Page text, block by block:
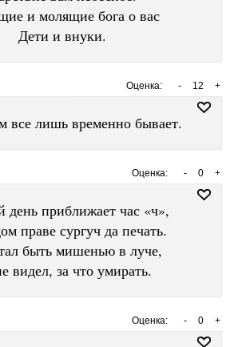
и молящие бога о вас
Дети и внуки.
Оценка: +
12
-
все лишь временно бывает.
Оценка: +
0
-
приближает час «ч»,
праве сургуч да печать.
быть мишенью в луче,
видел, за что умирать.
Оценка: +
0
-